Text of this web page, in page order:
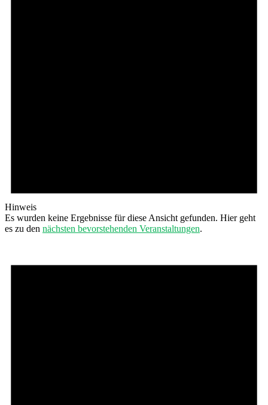
Hinweis
Es wurden keine Ergebnisse für diese Ansicht gefunden. Hier geht
es zu den nächsten bevorstehenden Veranstaltungen.